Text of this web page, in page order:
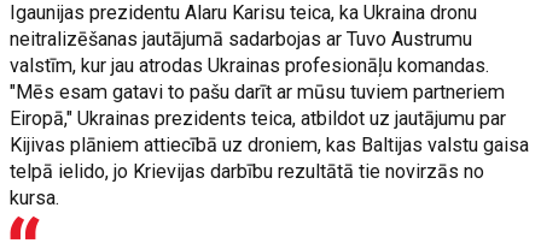
Igaunijas prezidentu Alaru Karisu teica, ka Ukraina dronu
neitralizēšanas jautājumā sadarbojas ar Tuvo Austrumu
valstīm, kur jau atrodas Ukrainas profesionāļu komandas.
"Mēs esam gatavi to pašu darīt ar mūsu tuviem partneriem
Eiropā," Ukrainas prezidents teica, atbildot uz jautājumu par
Kijivas plāniem attiecībā uz droniem, kas Baltijas valstu gaisa
telpā ielido, jo Krievijas darbību rezultātā tie novirzās no
kursa.